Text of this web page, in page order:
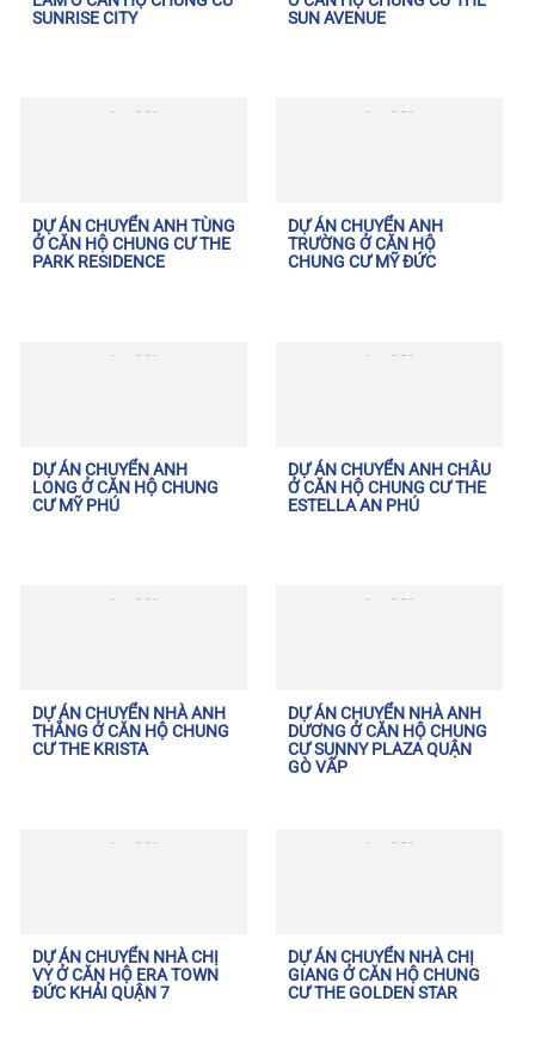
SUNRISE CITY
SUN AVENUE
DỰ ÁN CHUYỂN ANH TÙNG
Ở CĂN HỘ CHUNG CƯ THE
PARK RESIDENCE
DỰ ÁN CHUYỂN ANH
TRƯỜNG Ở CĂN HỘ
CHUNG CƯ MỸ ĐỨC
DỰ ÁN CHUYỂN ANH
LONG Ở CĂN HỘ CHUNG
CƯ MỸ PHÚ
DỰ ÁN CHUYỂN ANH CHÂU
Ở CĂN HỘ CHUNG CƯ THE
ESTELLA AN PHÚ
DỰ ÁN CHUYỂN NHÀ ANH
THẮNG Ở CĂN HỘ CHUNG
CƯ THE KRISTA
DỰ ÁN CHUYỂN NHÀ ANH
DƯƠNG Ở CĂN HỘ CHUNG
CƯ SUNNY PLAZA QUẬN
GÒ VẤP
DỰ ÁN CHUYỂN NHÀ CHỊ
VY Ở CĂN HỘ ERA TOWN
ĐỨC KHẢI QUẬN 7
DỰ ÁN CHUYỂN NHÀ CHỊ
GIANG Ở CĂN HỘ CHUNG
CƯ THE GOLDEN STAR